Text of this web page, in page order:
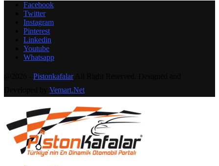
Facebook
Twitter
Instagram
Pinterest
Linkedin
Youtube
Whatsapp
PistonkafalarAll Right Reserved. Designed and
Vemart.Net